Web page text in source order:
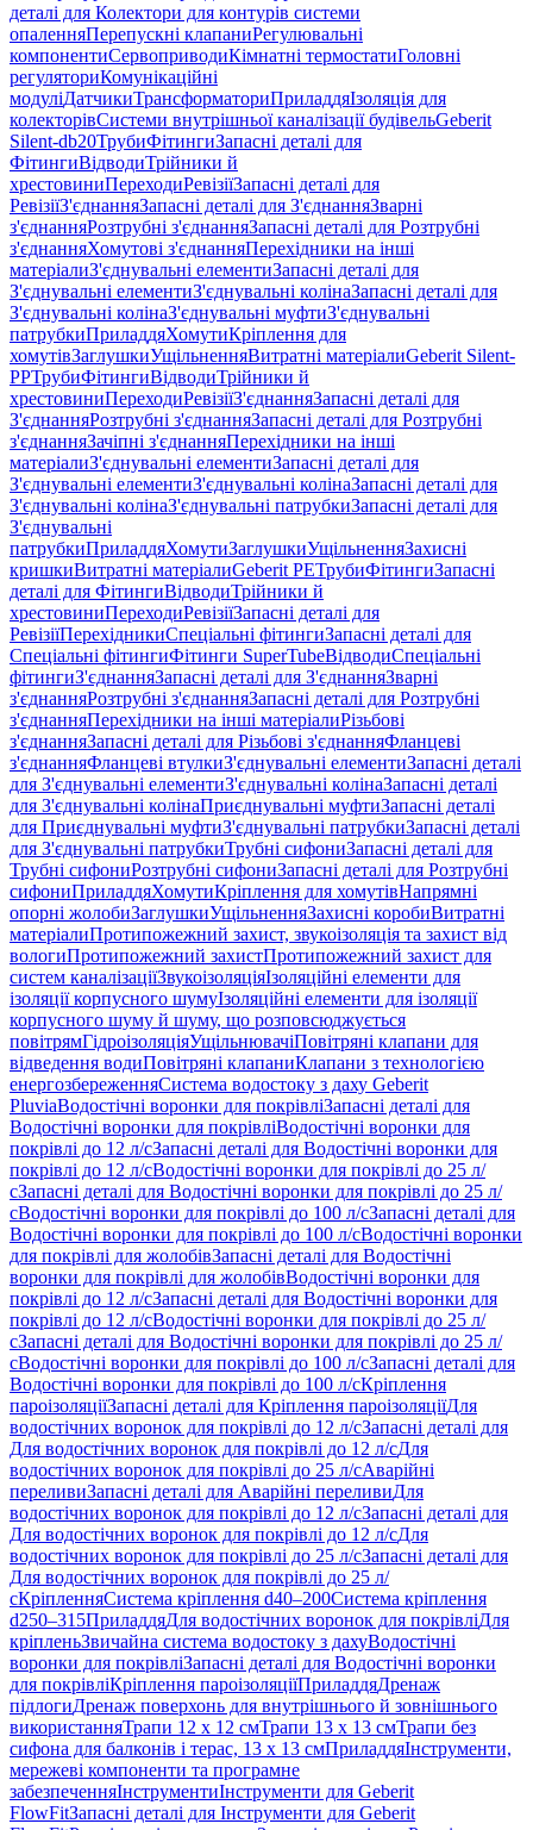
деталі для Колектори для контурів системи
опаленняПерепускні клапаниРегулювальні
компонентиСервоприводиКімнатні термостатиГоловні
регуляториКомунікаційні
модуліДатчикиТрансформаториПриладдяІзоляція для
колекторівСистеми внутрішньої каналізації будівельGeberit
Silent-db20ТрубиФітингиЗапасні деталі для
ФітингиВідводиТрійники й
хрестовиниПереходиРевізіїЗапасні деталі для
РевізіїЗ'єднанняЗапасні деталі для З'єднанняЗварні
з'єднанняРозтрубні з'єднанняЗапасні деталі для Розтрубні
з'єднанняХомутові з'єднанняПерехідники на інші
матеріалиЗ'єднувальні елементиЗапасні деталі для
З'єднувальні елементиЗ'єднувальні колінаЗапасні деталі для
З'єднувальні колінаЗ'єднувальні муфтиЗ'єднувальні
патрубкиПриладдяХомутиКріплення для
хомутівЗаглушкиУщільненняВитратні матеріалиGeberit Silent-
PPТрубиФітингиВідводиТрійники й
хрестовиниПереходиРевізіїЗ'єднанняЗапасні деталі для
З'єднанняРозтрубні з'єднанняЗапасні деталі для Розтрубні
з'єднанняЗачіпні з'єднанняПерехідники на інші
матеріалиЗ'єднувальні елементиЗапасні деталі для
З'єднувальні елементиЗ'єднувальні колінаЗапасні деталі для
З'єднувальні колінаЗ'єднувальні патрубкиЗапасні деталі для
З'єднувальні
патрубкиПриладдяХомутиЗаглушкиУщільненняЗахисні
кришкиВитратні матеріалиGeberit PEТрубиФітингиЗапасні
деталі для ФітингиВідводиТрійники й
хрестовиниПереходиРевізіїЗапасні деталі для
РевізіїПерехідникиСпеціальні фітингиЗапасні деталі для
Спеціальні фітингиФітинги SuperTubeВідводиСпеціальні
фітингиЗ'єднанняЗапасні деталі для З'єднанняЗварні
з'єднанняРозтрубні з'єднанняЗапасні деталі для Розтрубні
з'єднанняПерехідники на інші матеріалиРізьбові
з'єднанняЗапасні деталі для Різьбові з'єднанняФланцеві
з'єднанняФланцеві втулкиЗ'єднувальні елементиЗапасні деталі
для З'єднувальні елементиЗ'єднувальні колінаЗапасні деталі
для З'єднувальні колінаПриєднувальні муфтиЗапасні деталі
для Приєднувальні муфтиЗ'єднувальні патрубкиЗапасні деталі
для З'єднувальні патрубкиТрубні сифониЗапасні деталі для
Трубні сифониРозтрубні сифониЗапасні деталі для Розтрубні
сифониПриладдяХомутиКріплення для хомутівНапрямні
опорні жолобиЗаглушкиУщільненняЗахисні коробиВитратні
матеріалиПротипожежний захист, звукоізоляція та захист від
вологиПротипожежний захистПротипожежний захист для
систем каналізаціїЗвукоізоляціяІзоляційні елементи для
ізоляції корпусного шумуІзоляційні елементи для ізоляції
корпусного шуму й шуму, що розповсюджується
повітрямГідроізоляціяУщільнювачіПовітряні клапани для
відведення водиПовітряні клапаниКлапани з технологією
енергозбереженняСистема водостоку з даху Geberit
PluviaВодостічні воронки для покрівліЗапасні деталі для
Водостічні воронки для покрівліВодостічні воронки для
покрівлі до 12 л/сЗапасні деталі для Водостічні воронки для
покрівлі до 12 л/сВодостічні воронки для покрівлі до 25 л/
сЗапасні деталі для Водостічні воронки для покрівлі до 25 л/
сВодостічні воронки для покрівлі до 100 л/сЗапасні деталі для
Водостічні воронки для покрівлі до 100 л/сВодостічні воронки
для покрівлі для жолобівЗапасні деталі для Водостічні
воронки для покрівлі для жолобівВодостічні воронки для
покрівлі до 12 л/сЗапасні деталі для Водостічні воронки для
покрівлі до 12 л/сВодостічні воронки для покрівлі до 25 л/
сЗапасні деталі для Водостічні воронки для покрівлі до 25 л/
сВодостічні воронки для покрівлі до 100 л/сЗапасні деталі для
Водостічні воронки для покрівлі до 100 л/сКріплення
пароізоляціїЗапасні деталі для Кріплення пароізоляціїДля
водостічних воронок для покрівлі до 12 л/сЗапасні деталі для
Для водостічних воронок для покрівлі до 12 л/сДля
водостічних воронок для покрівлі до 25 л/сАварійні
переливиЗапасні деталі для Аварійні переливиДля
водостічних воронок для покрівлі до 12 л/сЗапасні деталі для
Для водостічних воронок для покрівлі до 12 л/сДля
водостічних воронок для покрівлі до 25 л/сЗапасні деталі для
Для водостічних воронок для покрівлі до 25 л/
сКріпленняСистема кріплення d40–200Система кріплення
d250–315ПриладдяДля водостічних воронок для покрівліДля
кріпленьЗвичайна система водостоку з дахуВодостічні
воронки для покрівліЗапасні деталі для Водостічні воронки
для покрівліКріплення пароізоляціїПриладдяДренаж
підлогиДренаж поверхонь для внутрішнього й зовнішнього
використанняТрапи 12 x 12 смТрапи 13 x 13 смТрапи без
сифона для балконів і терас, 13 x 13 смПриладдяІнструменти,
мережеві компоненти та програмне
забезпеченняІнструментиІнструменти для Geberit
FlowFitЗапасні деталі для Інструменти для Geberit